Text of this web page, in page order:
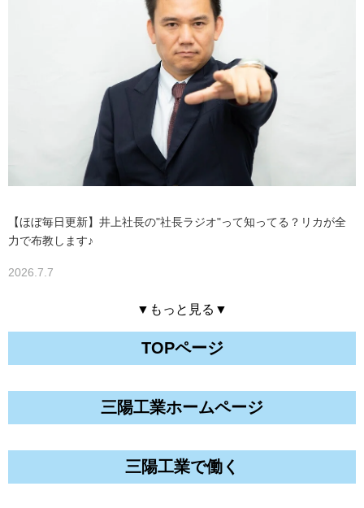
【ほぼ毎日更新】井上社長の"社長ラジオ"って知ってる？リカが全
力で布教します♪
2026.7.7
▼もっと見る▼
TOPページ
三陽工業ホームページ
三陽工業で働く